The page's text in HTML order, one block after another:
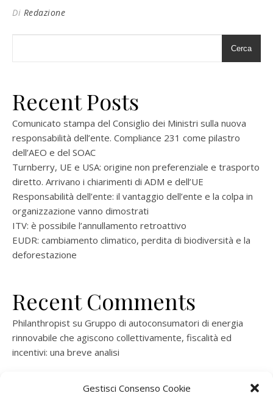
Gestisci Consenso Cookie
Di Redazione
Cerca
Recent Posts
Comunicato stampa del Consiglio dei Ministri sulla nuova
responsabilità dell’ente. Compliance 231 come pilastro
dell’AEO e del SOAC
Turnberry, UE e USA: origine non preferenziale e trasporto
diretto. Arrivano i chiarimenti di ADM e dell’UE
Responsabilità dell’ente: il vantaggio dell’ente e la colpa in
organizzazione vanno dimostrati
ITV: è possibile l’annullamento retroattivo
EUDR: cambiamento climatico, perdita di biodiversità e la
deforestazione
Recent Comments
Philanthropist su Gruppo di autoconsumatori di energia
rinnovabile che agiscono collettivamente, fiscalità ed
incentivi: una breve analisi
rinnovabile che agiscono collettivamente, fiscalità ed